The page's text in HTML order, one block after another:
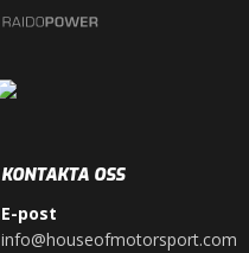
KONTAKTA OSS
E-post
info@houseofmotorsport.com